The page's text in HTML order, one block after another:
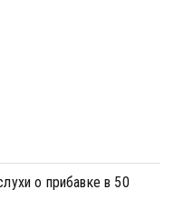
о прибавке в 50